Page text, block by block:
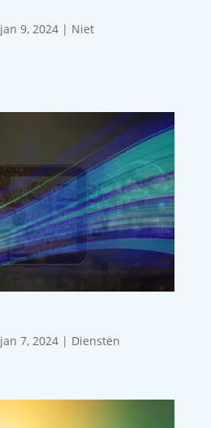
jan 9, 2024| Niet
jan 7, 2024| Diensten